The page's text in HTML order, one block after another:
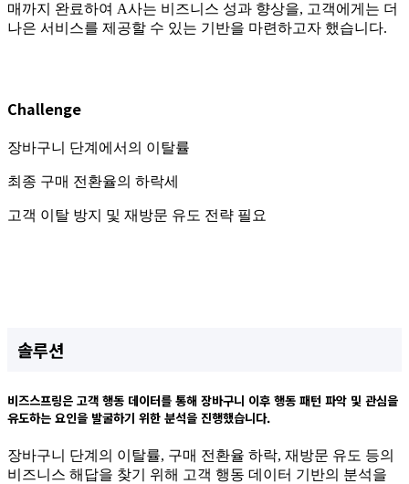
매까지 완료하여 A사는 비즈니스 성과 향상을, 고객에게는 더
나은 서비스를 제공할 수 있는 기반을 마련하고자 했습니다.
Challenge
장바구니 단계에서의 이탈률
최종 구매 전환율의 하락세
고객 이탈 방지 및 재방문 유도 전략 필요
솔루션
비즈스프링은 고객 행동 데이터를 통해 장바구니 이후 행동 패턴 파악 및 관심을
유도하는 요인을 발굴하기 위한 분석을 진행했습니다.
장바구니 단계의 이탈률, 구매 전환율 하락, 재방문 유도 등의
비즈니스 해답을 찾기 위해 고객 행동 데이터 기반의 분석을